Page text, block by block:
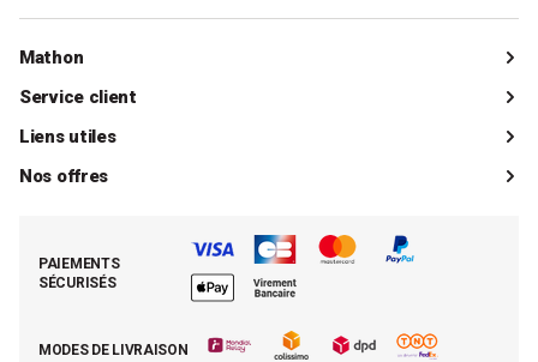
Mathon
Qui sommes-nous ?
Catalogue
La boutique de Saint-Marcellin
La presse parle de Mathon
Service client
Livraisons
Paiements
Demande de rétractation
Liens utiles
Mon compte client
Retrouver (ou activer) mon compte client
Nos offres
Nos best-sellers pâtisserie
Moins cher par lot
PAIEMENTS
SÉCURISÉS
MODES DE LIVRAISON